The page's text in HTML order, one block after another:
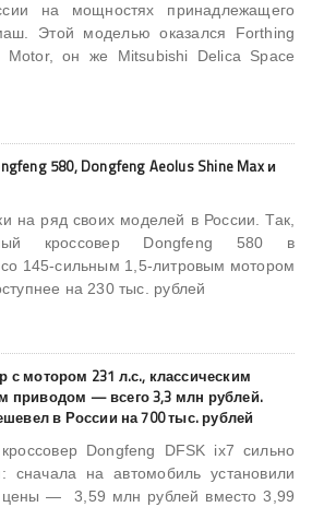
на мощностях принадлежащего
Этой моделью оказался Forthing
Motor, он же Mitsubishi Delica Space
580, Dongfeng Aeolus Shine Max и
на ряд своих моделей в России. Так,
кроссовер Dongfeng 580 в
145-сильным 1,5-литровым мотором
на 230 тыс. рублей
с мотором 231 л.с., классическим
приводом — всего 3,3 млн рублей.
в России на 700 тыс. рублей
Dongfeng DFSK ix7 сильно
сначала на автомобиль установили
цены — 3,59 млн рублей вместо 3,99